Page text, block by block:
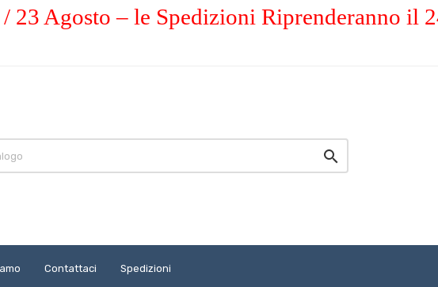
23 Agosto – le Spedizioni Riprenderanno il

Contattaci Spedizioni